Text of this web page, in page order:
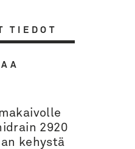
TIEDOT
2920
kehystä